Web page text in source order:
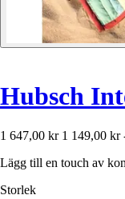
Hubsch
1 647,00 kr 1 149,00 kr
Lägg till en touch av
Storlek